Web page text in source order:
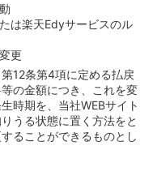
は楽天Edyサービスのル
更
12条第4項に定める払戻
の金額につき、これを変
時期を、当社WEBサイト
うる状態に置く方法をと
ることができるものとし